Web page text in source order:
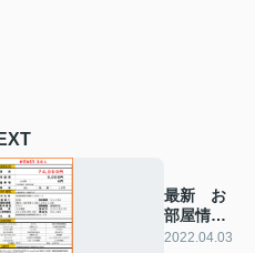
最新 お
部屋情報
♪
2022.04.03